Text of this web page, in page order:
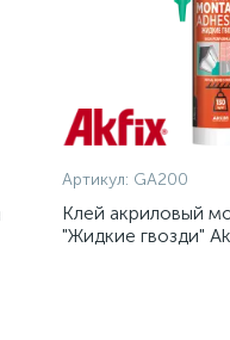
Артикул: GA200
Клей акриловый
"Жидкие гвозди"